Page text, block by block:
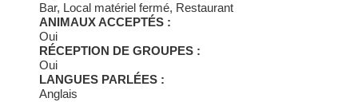
Bar, Local matériel fermé, Restaurant
ANIMAUX ACCEPTÉS :
Oui
RÉCEPTION DE GROUPES :
Oui
LANGUES PARLÉES :
Anglais